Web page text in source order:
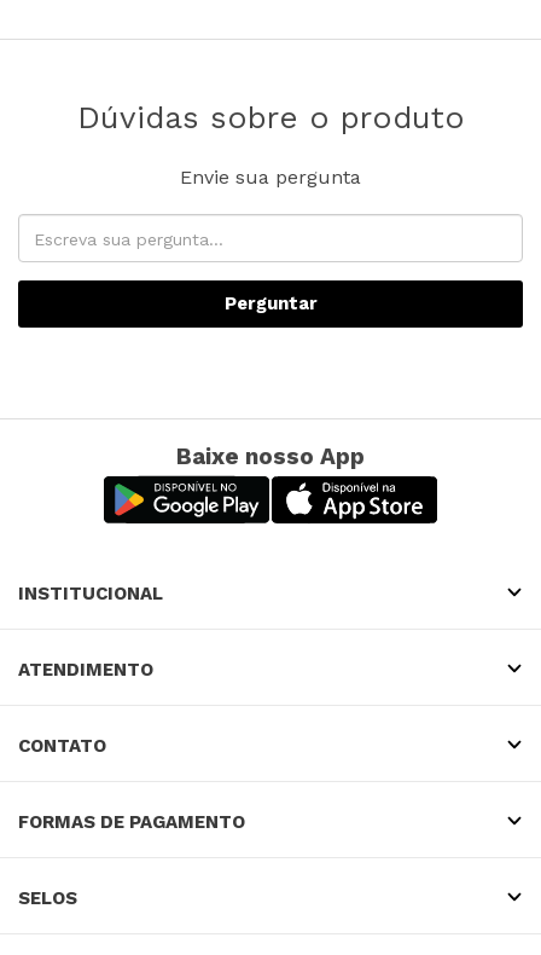
Dúvidas sobre o produto
Envie sua pergunta
Perguntar
Baixe nosso App
INSTITUCIONAL
ATENDIMENTO
CONTATO
FORMAS DE PAGAMENTO
SELOS